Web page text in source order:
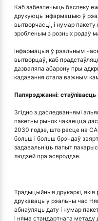
Каб забезпечыць бяспеку
друкуюць інфармацыю ў
вытворчасці, і нумар
зробленым з розных родаў
Інфармацыя ў рэальным
вытворцаў, каб
дазваляла абарону пры
кадавання стала важным
Папярэджанні: стаўлівасць
Згідно з даследваннямі
пакетны рынок чакаецца
2030 годзе, што расце на
больш і больш брэндаў
задавальніць папыт
людзей пра асяроддзе.
Традыцыйныя друкаркі,
друкаваць у рэальны час
абнаўляць дату і нумар
І няма стандартнага метаду